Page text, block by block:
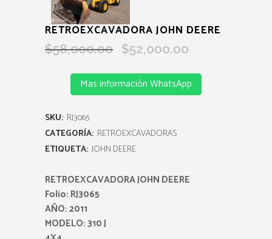
RETROEXCAVADORA JOHN DEERE
$58,000.00 Original
was:
$58,000.00.
$52,000.00
is:
$52,000.00.
Mas información WhatsApp
SKU: RJ3065
CATEGORÍA: RETROEXCAVADORAS
ETIQUETA: JOHN DEERE
RETROEXCAVADORA JOHN DEERE
Folio: RJ3065
AÑO: 2011
MODELO: 310 J